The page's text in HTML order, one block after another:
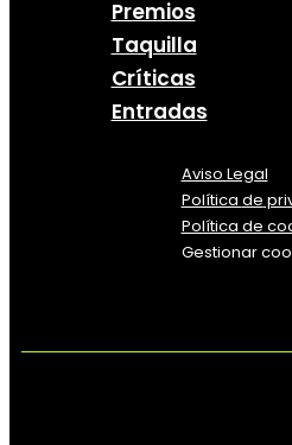
Premios
Taquilla
Críticas
Entradas
Aviso Legal
Política de
Política de
Gestionar